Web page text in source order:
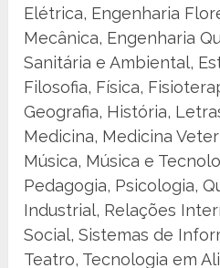
Elétrica, Engenharia
Mecânica, Engenharia
Sanitária e Ambiental,
Filosofia, Física,
Geografia, História,
Medicina, Medicina
Música, Música e
Pedagogia, Psicologia,
Industrial, Relações
Social, Sistemas de
Teatro, Tecnologia em